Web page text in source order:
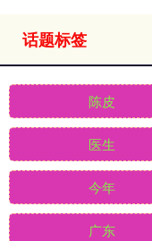
话题标签
陈皮
医生
今年
广东